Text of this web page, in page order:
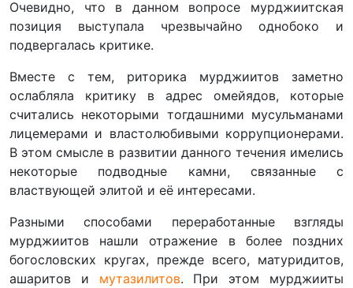
Очевидно, что в данном вопросе мурджиитская
позиция выступала чрезвычайно однобоко и
подвергалась критике.
Вместе с тем, риторика мурджиитов заметно
ослабляла критику в адрес омейядов, которые
считались некоторыми тогдашними мусульманами
лицемерами и властолюбивыми коррупционерами.
В этом смысле в развитии данного течения имелись
некоторые подводные камни, связанные с
властвующей элитой и её интересами.
Разными способами переработанные взгляды
мурджиитов нашли отражение в более поздних
богословских кругах, прежде всего, матуридитов,
ашаритов и мутазилитов. При этом мурджииты